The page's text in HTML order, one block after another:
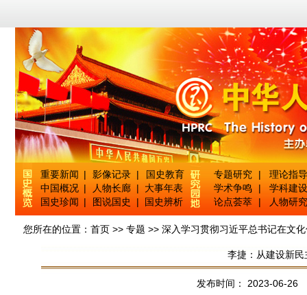
重要新闻 | 影像记录 |
国史教育
中国概况 | 人物长廊 |
大事年表
国史珍闻 | 图说国史 | 国史辨析
专题研究 |
理论指导
学术争鸣
|
学科建设
论点荟萃
| 人物研究
您所在的位置： 首页 >> 专题 >> 深入学习贯彻习近平总书记在文
李捷：从建设新
发布时间： 2023-06-